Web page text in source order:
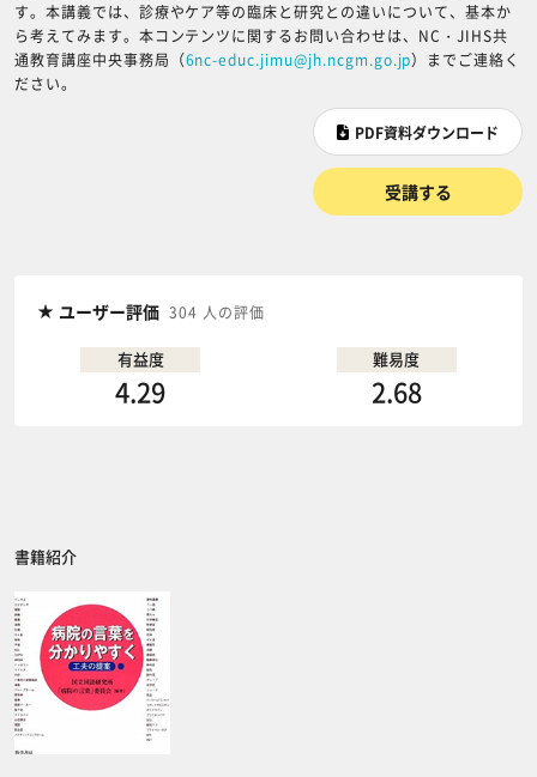
す。本講義では、診療やケア等の臨床と研究との違いについて、基本か
ら考えてみます。本コンテンツに関するお問い合わせは、NC・JIHS共
通教育講座中央事務局（6nc-educ.jimu@jh.ncgm.go.jp）までご連絡く
ださい。
PDF資料ダウンロード
受講する
ユーザー評価 304 人の評価
有益度
4.29
難易度
2.68
書籍紹介